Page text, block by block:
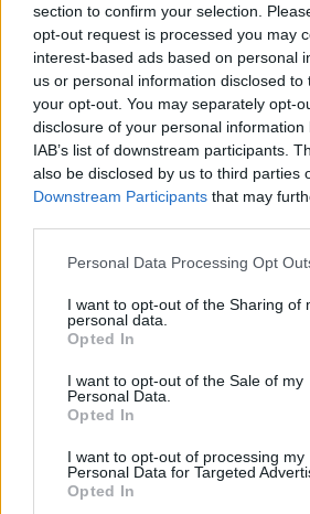
section to confirm your selection.
opt-out request is processed you may
interest-based ads based on personal
us or personal information disclosed
your opt-out. You may separately opt-
disclosure of your personal
IAB’s list of downstream participants.
also be disclosed by us to third parties
Downstream Participants that may
Personal Data Processing Opt
I want to opt-out of the Sharing of
personal data.
Opted In
I want to opt-out of the Sale of my
Personal Data.
Opted In
I want to opt-out of processing my
Personal Data for Targeted
Opted In
Ευάγγελος
Ευρωπαϊκός Κλάδος
Χρειάζεται Μία Νέα
ΚΑΤΑΣΚΕΥΕΣ
13/02/2026 - 09:00